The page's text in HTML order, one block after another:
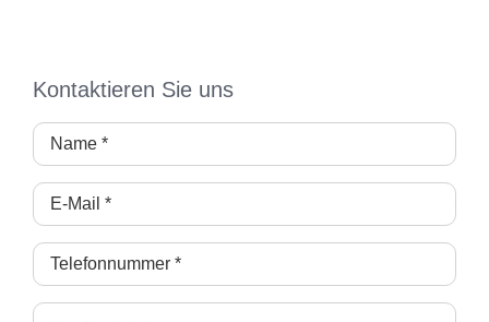
Kontaktieren Sie uns